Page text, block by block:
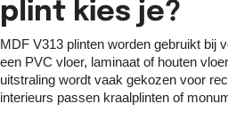
plint kies je?
MDF V313 plinten worden gebruikt bij
een PVC vloer, laminaat of houten
uitstraling wordt vaak gekozen voor
interieurs passen kraalplinten of